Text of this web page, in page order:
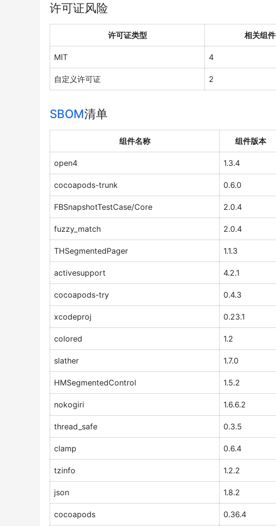
许可证风险
许可证类型 相关组件
MIT 4
自定义许可证 2
SBOM清单
组件名称 组件版本
open4 1.3.4
cocoapods-trunk 0.6.0
FBSnapshotTestCase/Core 2.0.4
fuzzy_match 2.0.4
THSegmentedPager 1.1.3
activesupport 4.2.1
cocoapods-try 0.4.3
xcodeproj 0.23.1
colored 1.2
slather 1.7.0
HMSegmentedControl 1.5.2
nokogiri 1.6.6.2
thread_safe 0.3.5
clamp 0.6.4
tzinfo 1.2.2
json 1.8.2
cocoapods 0.36.4